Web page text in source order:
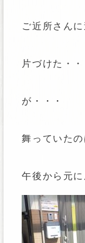
ご近所さん
片づけた・・
が・・・
舞っていた
午後から元に